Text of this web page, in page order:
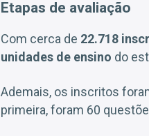
Etapas de avaliação
Com cerca de 22.718
unidades de ensino do
Ademais, os inscritos
primeira, foram 60